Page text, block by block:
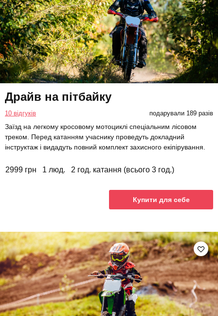
Драйв на пітбайку
10 відгуків подарували 189 разів
Заїзд на легкому кросовому мотоциклі спеціальним лісовом
треком. Перед катанням учаснику проведуть докладний
інструктаж і видадуть повний комплект захисного екіпірування.
2999 грн 1 люд. 2 год. катання (всього 3 год.)
Купити для себе